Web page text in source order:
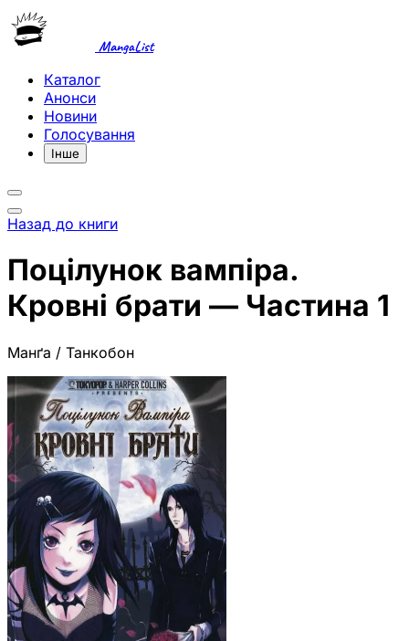
MangaList
Каталог
Анонси
Новини
Голосування
Інше
Назад до книги
Поцілунок вампіра.
Кровні брати — Частина 1
Манґа / Танкобон